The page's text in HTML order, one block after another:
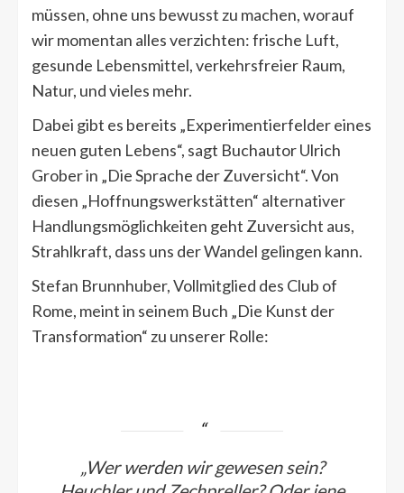
müssen, ohne uns bewusst zu machen, worauf
wir momentan alles verzichten: frische Luft,
gesunde Lebensmittel, verkehrsfreier Raum,
Natur, und vieles mehr.
Dabei gibt es bereits „Experimentierfelder eines
neuen guten Lebens“, sagt Buchautor Ulrich
Grober in „Die Sprache der Zuversicht“. Von
diesen „Hoffnungswerkstätten“ alternativer
Handlungsmöglichkeiten geht Zuversicht aus,
Strahlkraft, dass uns der Wandel gelingen kann.
Stefan Brunnhuber, Vollmitglied des Club of
Rome, meint in seinem Buch „Die Kunst der
Transformation“ zu unserer Rolle:
„Wer werden wir gewesen sein?